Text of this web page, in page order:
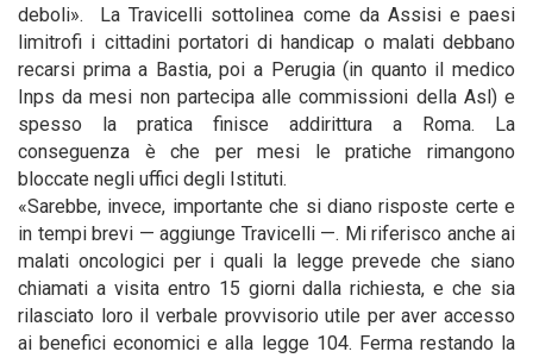
deboli». La Travicelli sottolinea come da Assisi e paesi
limitrofi i cittadini portatori di handicap o malati debbano
recarsi prima a Bastia, poi a Perugia (in quanto il medico
Inps da mesi non partecipa alle commissioni della Asl) e
spesso la pratica finisce addirittura a Roma. La
conseguenza è che per mesi le pratiche rimangono
bloccate negli uffici degli Istituti.
«Sarebbe, invece, importante che si diano risposte certe e
in tempi brevi — aggiunge Travicelli —. Mi riferisco anche ai
malati oncologici per i quali la legge prevede che siano
chiamati a visita entro 15 giorni dalla richiesta, e che sia
rilasciato loro il verbale provvisorio utile per aver accesso
ai benefici economici e alla legge 104. Ferma restando la